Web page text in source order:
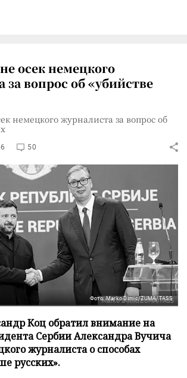
осек немецкого
за вопрос об «убийстве
немецкого журналиста за вопрос об
50
Фото: Marko Dimic/ZUMA/TASS
Коц обратил внимание на
Сербии Александра Вучича
журналиста о способах
русских».